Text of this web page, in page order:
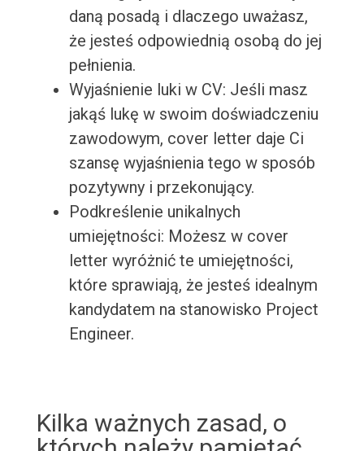
daną posadą i dlaczego uważasz,
że jesteś odpowiednią osobą do jej
pełnienia.
Wyjaśnienie luki w CV: Jeśli masz
jakąś lukę w swoim doświadczeniu
zawodowym, cover letter daje Ci
szansę wyjaśnienia tego w sposób
pozytywny i przekonujący.
Podkreślenie unikalnych
umiejętności: Możesz w cover
letter wyróżnić te umiejętności,
które sprawiają, że jesteś idealnym
kandydatem na stanowisko Project
Engineer.
Kilka ważnych zasad, o